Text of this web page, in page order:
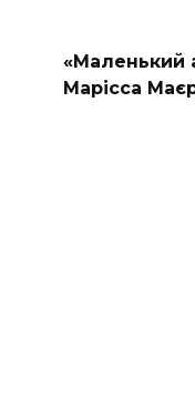
«Маленький
Марісса